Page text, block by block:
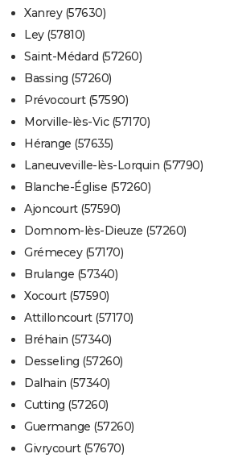
Xanrey (57630)
Ley (57810)
Saint-Médard (57260)
Bassing (57260)
Prévocourt (57590)
Morville-lès-Vic (57170)
Hérange (57635)
Laneuveville-lès-Lorquin (57790)
Blanche-Église (57260)
Ajoncourt (57590)
Domnom-lès-Dieuze (57260)
Grémecey (57170)
Brulange (57340)
Xocourt (57590)
Attilloncourt (57170)
Bréhain (57340)
Desseling (57260)
Dalhain (57340)
Cutting (57260)
Guermange (57260)
Givrycourt (57670)